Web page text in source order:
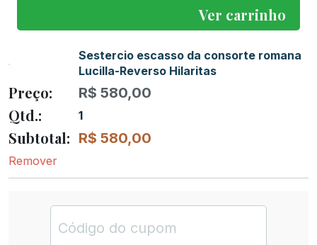
Ver carrinho
Sestercio escasso da consorte romana
Lucilla-Reverso Hilaritas
R$ 580,00
1
R$ 580,00
Remover